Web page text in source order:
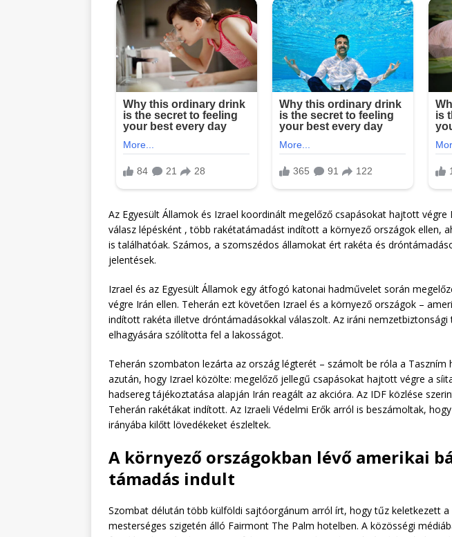
Az Egyesült Államok és Izrael koordinált megelőző csapásokat hajtott végre
válasz lépésként , több rakétatámadást indított a környező országok ellen,
is találhatóak. Számos, a szomszédos államokat ért rakéta és
jelentések.
Izrael és az Egyesült Államok egy átfogó katonai hadművelet során
végre Irán ellen. Teherán ezt követően Izrael és a környező országok –
indított rakéta illetve dróntámadásokkal válaszolt. Az iráni nemzetbiztonsági
elhagyására szólította fel a lakosságot.
Teherán szombaton lezárta az ország légterét – számolt be róla a Taszním
azután, hogy Izrael közölte: megelőző jellegű csapásokat hajtott végre a
hadsereg tájékoztatása alapján Irán reagált az akcióra. Az IDF közlése
Teherán rakétákat indított. Az Izraeli Védelmi Erők arról is beszámoltak,
irányába kilőtt lövedékeket észleltek.
A környező országokban lévő amerikai
támadás indult
Szombat délután több külföldi sajtóorgánum arról írt, hogy tűz keletkezett a
mesterséges szigetén álló Fairmont The Palm hotelben. A közösségi